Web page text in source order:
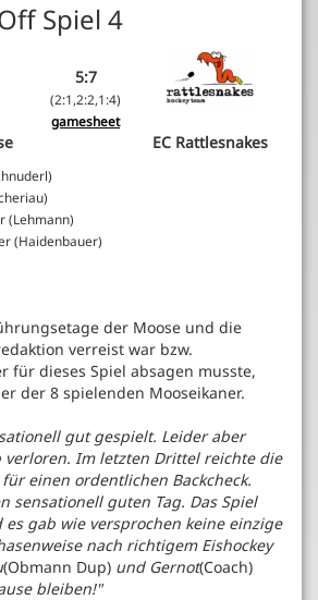
Spiel 4
5:7
(2:1,2:2,1:4)
gamesheet
EC Rattlesnakes
(Haidenbauer)
der Moose und die
verreist war bzw.
für dieses Spiel absagen musste,
der 8 spielenden Mooseikaner.
gut gespielt. Leider aber
verloren. Im letzten Drittel reichte die
einen ordentlichen Backcheck.
sensationell guten Tag. Das Spiel
es gab wie versprochen keine einzige
nach richtigem Eishockey
(Obmann Dup) und Gernot(Coach)
bleiben!"